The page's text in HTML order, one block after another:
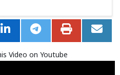
Video on Youtube